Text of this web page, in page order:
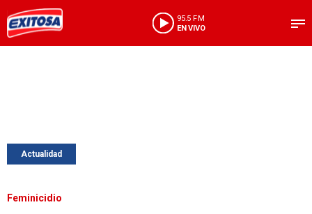
95.5 FM
EN VIVO
Actualidad
Feminicidio